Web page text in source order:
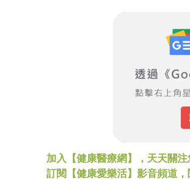
加入【健康醫療網】，天天關
訂閱【健康愛樂活】影音頻道